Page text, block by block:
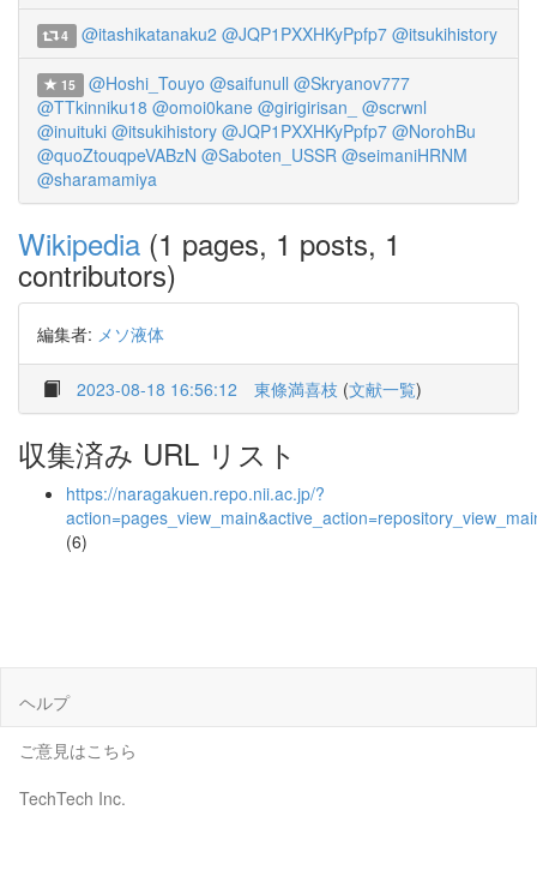
4 @itashikatanaku2 @JQP1PXXHKyPpfp7 @itsukihistory
15 @Hoshi_Touyo @saifunull @Skryanov777
@TTkinniku18 @omoi0kane @girigirisan_
@scrwnl
@inuituki @itsukihistory @JQP1PXXHKyPpfp7 @NorohBu
@quoZtouqpeVABzN @Saboten_USSR @seimaniHRNM
@sharamamiya
Wikipedia (1 pages, 1 posts, 1
contributors)
編集者: メソ液体
2023-08-18 16:56:12 東條満喜枝 (文献一覧)
収集済み URL リスト
https://naragakuen.repo.nii.ac.jp/?
(6)
ヘルプ
ご意見はこちら
TechTech Inc.